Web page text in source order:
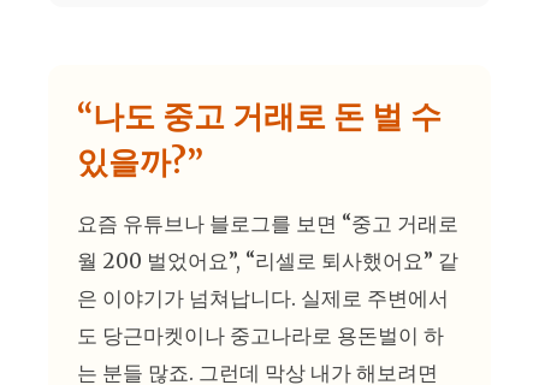
“나도 중고 거래로 돈 벌 수
있을까?”
요즘 유튜브나 블로그를 보면 “중고 거래로
월 200 벌었어요”, “리셀로 퇴사했어요” 같
은 이야기가 넘쳐납니다. 실제로 주변에서
도 당근마켓이나 중고나라로 용돈벌이 하
는 분들 많죠. 그런데 막상 내가 해보려면